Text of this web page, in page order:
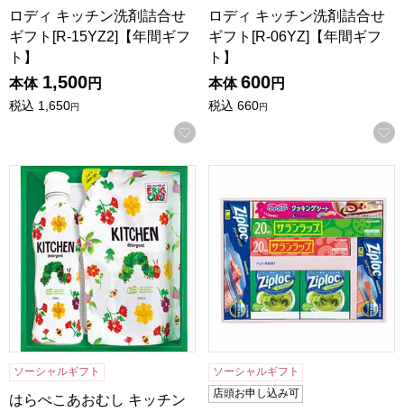
ロディ キッチン洗剤詰合せ
ギフト[R-15YZ2]【年間ギフ
ト】
本体 1,500円
税込 1,650円
お気に入りに登録する
ロディ キッチン洗剤詰合せ
ギフト[R-06YZ]【年間ギフ
ト】
本体 600円
税込 660円
はらぺこあおむし キッチン洗剤セット[H-08AZ]【年間ギフ
ソーシャルギフト
はらぺこあおむし キッチン
ソーシャルギフト
店頭お申し込み可